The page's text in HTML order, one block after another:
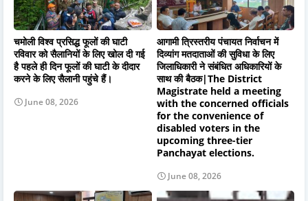
चमोली विश्व प्रसिद्ध फूलों की घाटी
रविवार को सैलानियों के लिए खोल दी गई
है पहले ही दिन फूलों की घाटी के दीदार
करने के लिए सैलानी पहुंचे हैं।
June 08, 2026
आगामी त्रिस्तरीय पंचायत निर्वाचन में
दिव्यांग मतदाताओं की सुविधा के लिए
जिलाधिकारी ने संबंधित अधिकारियों के
साथ की बैठक|The District
Magistrate held a meeting
with the concerned officials
for the convenience of
disabled voters in the
upcoming three-tier
Panchayat elections.
June 08, 2026